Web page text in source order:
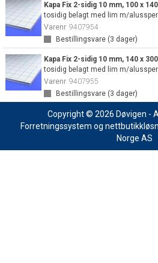
Kapa Fix 2-sidig 10 mm, 100 x
tosidig belagt med lim m/
Varenr 9407954
Bestillingsvare (3 dager)
Kapa Fix 2-sidig 10 mm, 140 x
tosidig belagt med lim m/
Varenr 9407955
Bestillingsvare (3 dager)
Copyright © 2026 Døvigen -
Forretningssystem og
Norge AS